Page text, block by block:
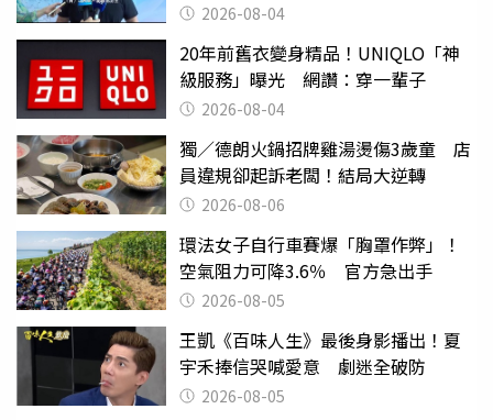
2026-08-04
20年前舊衣變身精品！UNIQLO「神
級服務」曝光 網讚：穿一輩子
2026-08-04
獨／德朗火鍋招牌雞湯燙傷3歲童 店
員違規卻起訴老闆！結局大逆轉
2026-08-06
環法女子自行車賽爆「胸罩作弊」！
空氣阻力可降3.6％ 官方急出手
2026-08-05
王凱《百味人生》最後身影播出！夏
宇禾捧信哭喊愛意 劇迷全破防
2026-08-05